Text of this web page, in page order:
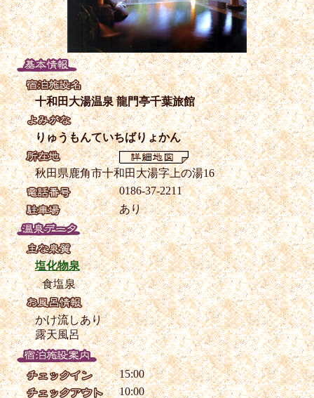
十和田大湯温泉 龍門亭千葉旅館
りゅうもんていちばりょかん
秋田県鹿角市十和田大湯字上の湯16
0186-37-2211
あり
塩化物泉
食塩泉
かけ流しあり
露天風呂
15:00
10:00